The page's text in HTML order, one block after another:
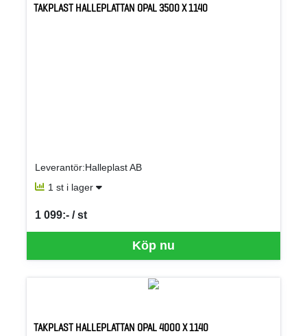
TAKPLAST HALLEPLATTAN OPAL 3500 X 1140
Leverantör:Halleplast AB
1 st i lager
Köp nu
1 099:- / st
SEK per ST
TAKPLAST HALLEPLATTAN OPAL 4000 X 1140